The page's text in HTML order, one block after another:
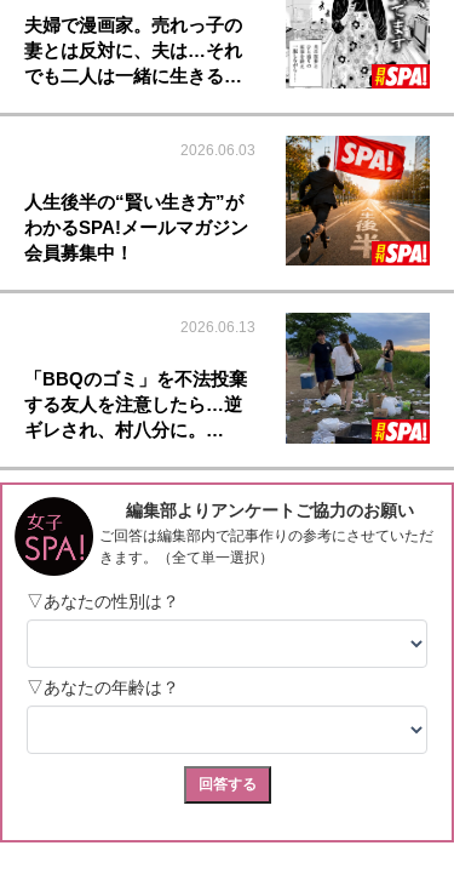
夫婦で漫画家。売れっ子の
妻とは反対に、夫は…それ
でも二人は一緒に生きる…
2026.06.03
人生後半の“賢い生き方”が
わかるSPA!メールマガジン
会員募集中！
2026.06.13
「BBQのゴミ」を不法投棄
する友人を注意したら…逆
ギレされ、村八分に。…